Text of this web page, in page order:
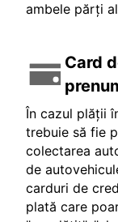
ambele părți
Card
În cazul plății
trebuie să fie
colectarea
de
carduri de
plată care